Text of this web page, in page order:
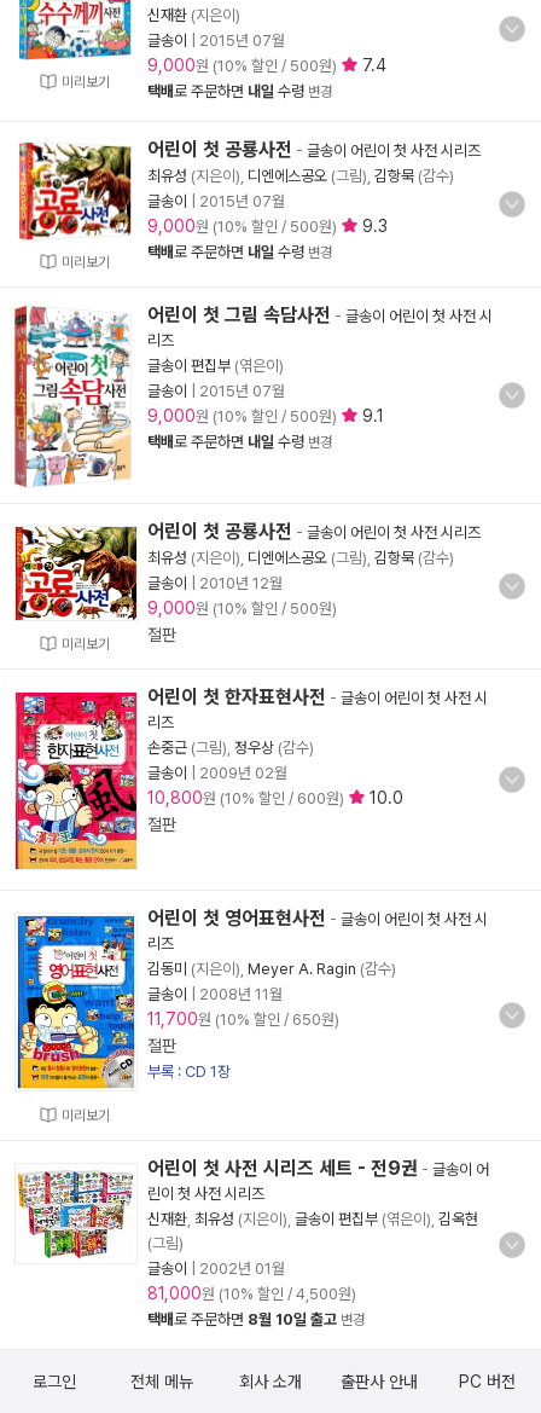
미리보기
신재환 (지은이)
글송이
2015년 07월
9,000원 (10% 할인 / 500원) 7.4
택배로 주문하면 내일 수령 변경
미리보기
어린이 첫 공룡사전 - 글송이 어린이 첫 사전 시리즈
최유성 (지은이), 디엔에스공오 (그림), 김항묵 (감수)
글송이
2015년 07월
9,000원 (10% 할인 / 500원) 9.3
택배로 주문하면 내일 수령 변경
어린이 첫 그림 속담사전 - 글송이 어린이 첫 사전 시
리즈
글송이 편집부 (엮은이)
글송이
2015년 07월
9,000원 (10% 할인 / 500원) 9.1
택배로 주문하면 내일 수령 변경
미리보기
어린이 첫 공룡사전 - 글송이 어린이 첫 사전 시리즈
최유성 (지은이), 디엔에스공오 (그림), 김항묵 (감수)
글송이
2010년 12월
9,000원 (10% 할인 / 500원)
절판
어린이 첫 한자표현사전 - 글송이 어린이 첫 사전 시
리즈
손중근 (그림), 정우상 (감수)
글송이
2009년 02월
10,800원 (10% 할인 / 600원)
10.0
절판
미리보기
어린이 첫 영어표현사전 - 글송이 어린이 첫 사전 시
리즈
김동미 (지은이), Meyer A. Ragin (감수)
글송이
2008년 11월
11,700원 (10% 할인 / 650원)
절판
부록 : CD 1장
어린이 첫 사전 시리즈 세트 - 전9권 - 글송이 어
린이 첫 사전 시리즈
신재환 최유성 (지은이), 글송이 편집부 (엮은이), 김옥현
(그림)
글송이
2002년 01월
81,000원 (10% 할인 / 4,500원)
택배로 주문하면 8월 10일 출고 변경
로그인 전체 메뉴 회사 소개 출판사 안내 PC 버전